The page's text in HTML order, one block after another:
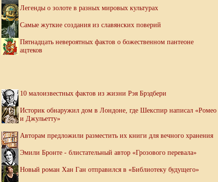
Легенды о золоте в разных мировых культурах
Самые жуткие создания из славянских поверий
Пятнадцать невероятных фактов о божественном пантеоне
ацтеков
10 малоизвестных фактов из жизни Рэя Брэдбери
Историк обнаружил дом в Лондоне, где Шекспир написал «Ромео
и Джульетту»
Авторам предложили разместить их книги для вечного хранения
Эмили Бронте - блистательный автор «Грозового перевала»
Новый роман Хан Ган отправился в «Библиотеку будущего»